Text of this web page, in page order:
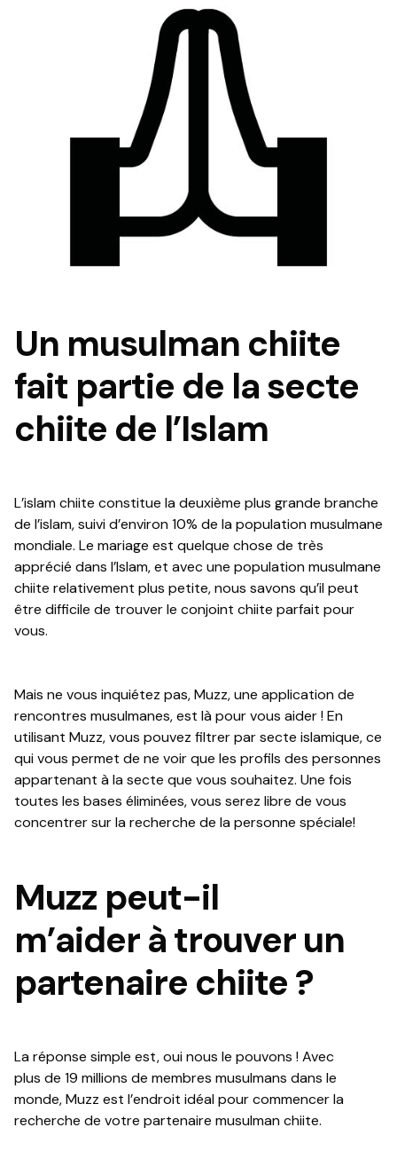
Un musulman chiite
fait partie de la secte
chiite de l’Islam
L’islam chiite constitue la deuxième plus grande branche
de l’islam, suivi d’environ 10% de la population musulmane
mondiale. Le mariage est quelque chose de très
apprécié dans l’Islam, et avec une population musulmane
chiite relativement plus petite, nous savons qu’il peut
être difficile de trouver le conjoint chiite parfait pour
vous.
Mais ne vous inquiétez pas, Muzz, une application de
rencontres musulmanes, est là pour vous aider ! En
utilisant Muzz, vous pouvez filtrer par secte islamique, ce
qui vous permet de ne voir que les profils des personnes
appartenant à la secte que vous souhaitez. Une fois
toutes les bases éliminées, vous serez libre de vous
concentrer sur la recherche de la personne spéciale!
Muzz peut-il
m’aider à trouver un
partenaire chiite ?
La réponse simple est, oui nous le pouvons ! Avec
plus de 19 millions de membres musulmans dans le
monde, Muzz est l’endroit idéal pour commencer la
recherche de votre partenaire musulman chiite.